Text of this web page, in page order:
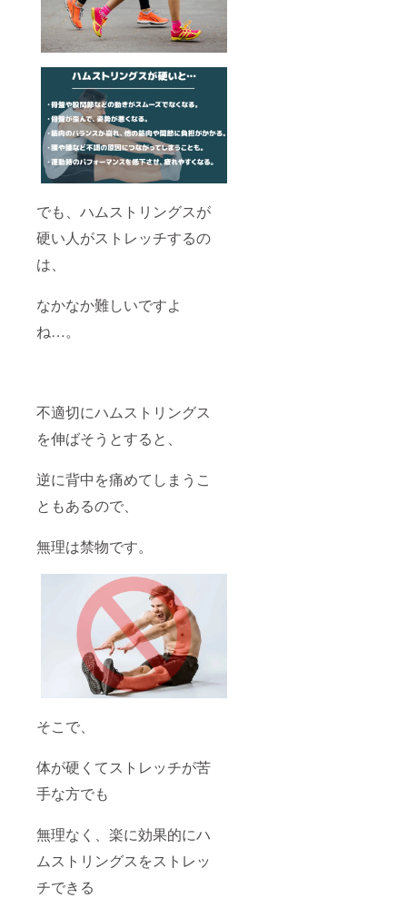
でも、ハムストリングスが
硬い人がストレッチするの
は、
なかなか難しいですよ
ね…。
不適切にハムストリングス
を伸ばそうとすると、
逆に背中を痛めてしまうこ
ともあるので、
無理は禁物です。
そこで、
体が硬くてストレッチが苦
手な方でも
無理なく、楽に効果的にハ
ムストリングスをストレッ
チできる